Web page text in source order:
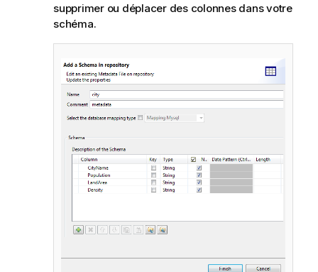
supprimer ou déplacer des colonnes dans votre
schéma.